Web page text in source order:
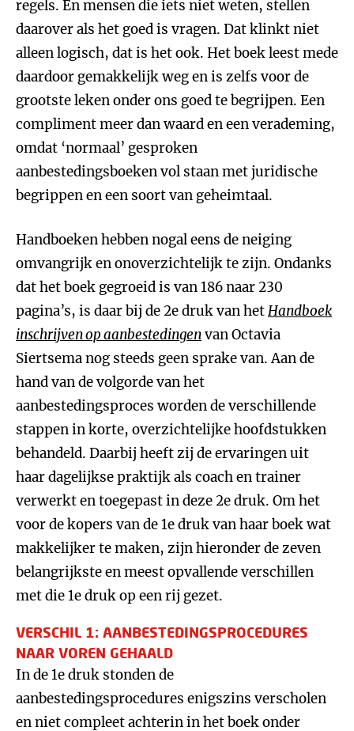
regels. En mensen die iets niet weten, stellen
daarover als het goed is vragen. Dat klinkt niet
alleen logisch, dat is het ook. Het boek leest mede
daardoor gemakkelijk weg en is zelfs voor de
grootste leken onder ons goed te begrijpen. Een
compliment meer dan waard en een verademing,
omdat ‘normaal’ gesproken
aanbestedingsboeken vol staan met juridische
begrippen en een soort van geheimtaal.
Handboeken hebben nogal eens de neiging
omvangrijk en onoverzichtelijk te zijn. Ondanks
dat het boek gegroeid is van 186 naar 230
pagina’s, is daar bij de 2e druk van hetHandboek
inschrijven op aanbestedingenvan Octavia
Siertsema nog steeds geen sprake van. Aan de
hand van de volgorde van het
aanbestedingsproces worden de verschillende
stappen in korte, overzichtelijke hoofdstukken
behandeld. Daarbij heeft zij de ervaringen uit
haar dagelijkse praktijk als coach en trainer
verwerkt en toegepast in deze 2e druk. Om het
voor de kopers van de 1e druk van haar boek wat
makkelijker te maken, zijn hieronder de zeven
belangrijkste en meest opvallende verschillen
met die 1e druk op een rij gezet.
VERSCHIL 1: AANBESTEDINGSPROCEDURES
NAAR VOREN GEHAALD
In de 1e druk stonden de
aanbestedingsprocedures enigszins verscholen
en niet compleet achterin in het boek onder